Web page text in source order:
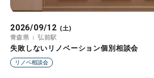
2026/09/12 (土)
青森県
弘前駅
失敗しないリノベーション個別相談会
リノベ相談会